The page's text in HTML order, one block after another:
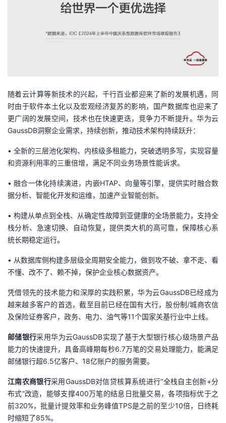
证
实
的
藏
术
支
持
云
声
建
随着云计算等新技术的兴起，千行百业都迎来了新的发展机遇，同
时由于软件本土化以及宏观经济复苏的影响，国产数据库也迎来了
更广阔的发展空间，技术也在快速更迭，竞争力不断提升。华为云
GaussDB洞察企业需求，持续创新，推动技术架构持续跃升：
• 全新的三层池化架构、 内核级多租能力， 突破透明多写，实现容量
和资源利用率的三重倍增， 满足不同业务场景性能诉求。
•融合一体化持续演进，内嵌HTAP、向量等引擎，提供实时融合数
据分析、智能化开发和运维，加速产业智能创新。
• 构建从单点到全栈、
从确定性故障到亚健康的全场景能力，支持全
栈分析、急速切换、自动恢复，提供类大机的高可靠，保障核心系
统长期稳定运行。
• 从数据库侧构建多层级全周期安全能力， 做到攻不破、拿不走、看
不懂、改不了、赖不掉，保护企业核心数据资产。
凭借领先的技术能力和深厚的实践积累，华为云GaussDB已经成为
越来越多客户的首选，截至目前已经在国有大行，股份制/城商农信
及保险证券客户，政务、电力、油气等11个国家关基行业中上线。
邮储银行采用华为云GaussDB实现了基于大型银行核心级场景产品
能力的快速提升，具备高峰期每秒6.7万笔的交易处理能力，能满足
邮储银行超6.5亿客户、18亿账户的服务需要。
江南农商银行采用GaussDB对信贷核算系统进行“全栈自主创新+分
布式”改造，能够支撑400万笔的结息日批量交易，各项指标优于之
前320%，批量计提效率和业务峰值TPS是之前的至少10倍，日终耗
时缩短了85%。